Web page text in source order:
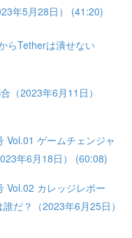
年5月28日） (41:20)
らTetherは潰せない
（2023年6月11日）
Vol.01 ゲームチェンジャ
年6月18日） (60:08)
Vol.02 カレッジレポー
だ？（2023年6月25日）